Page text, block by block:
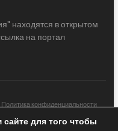
находятся в открытом
на портал
Политика конфиденциальности
2020 All Rights Reserved /
для того чтобы